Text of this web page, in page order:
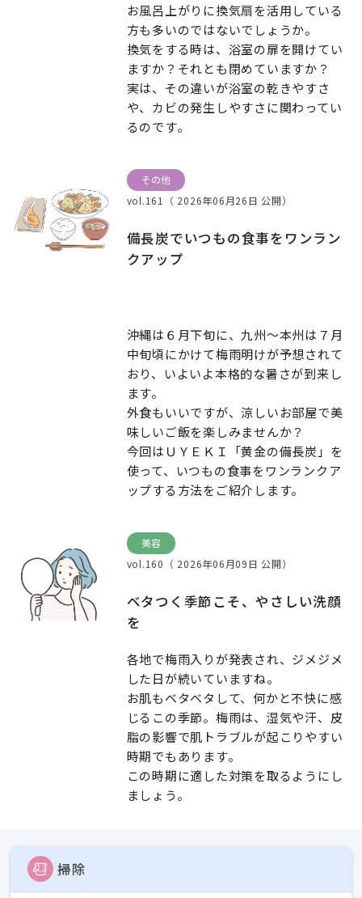
お風呂上がりに換気扇を活用している
方も多いのではないでしょうか。
換気をする時は、浴室の扉を開けてい
ますか？それとも閉めていますか？
実は、その違いが浴室の乾きやすさ
や、カビの発生しやすさに関わってい
るのです。
その他
vol.161（ 2026年06月26日 公開）
備長炭でいつもの食事をワンラン
クアップ
沖縄は６月下旬に、九州～本州は７月
中旬頃にかけて梅雨明けが予想されて
おり、いよいよ本格的な暑さが到来し
ます。
外食もいいですが、涼しいお部屋で美
味しいご飯を楽しみませんか？
今回はＵＹＥＫＩ「黄金の備長炭」を
使って、いつもの食事をワンランクア
ップする方法をご紹介します。
美容
vol.160（ 2026年06月09日 公開）
ベタつく季節こそ、やさしい洗顔
を
各地で梅雨入りが発表され、ジメジメ
した日が続いていますね。
お肌もベタベタして、何かと不快に感
じるこの季節。梅雨は、湿気や汗、皮
脂の影響で肌トラブルが起こりやすい
時期でもあります。
この時期に適した対策を取るようにし
ましょう。
掃除